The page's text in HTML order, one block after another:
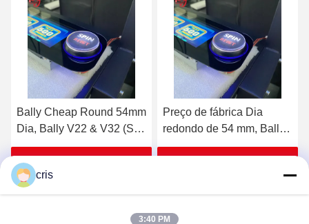
Preço de fábrica Dia
redondo de 54 mm, Bally
V22 & V32 (SP-RND-
Bally) Bally Button para
venda
Obtenha o melhor preço
Botão Bally, Dia redondo
de 54 mm, Bally V22 e
V32 (SP-RND-Bally)
cris
3:40 PM